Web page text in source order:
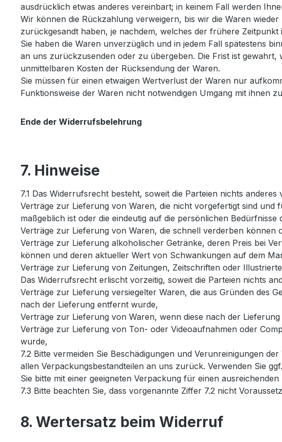
ausdrücklich etwas anderes vereinbart; in keinem Fall werden
Wir können die Rückzahlung verweigern, bis wir die Waren
zurückgesandt haben, je nachdem, welches der frühere Zeitpunkt
Sie haben die Waren unverzüglich und in jedem Fall spätestens
an uns zurückzusenden oder zu übergeben. Die Frist ist
unmittelbaren Kosten der Rücksendung der Waren.
Sie müssen für einen etwaigen Wertverlust der Waren nur
Funktionsweise der Waren nicht notwendigen Umgang mit ihnen
Ende der Widerrufsbelehrung
7. Hinweise
7.1 Das Widerrufsrecht besteht, soweit die Parteien nichts
Verträge zur Lieferung von Waren, die nicht vorgefertigt sind
maßgeblich ist oder die eindeutig auf die persönlichen
Verträge zur Lieferung von Waren, die schnell verderben
Verträge zur Lieferung alkoholischer Getränke, deren Preis bei
können und deren aktueller Wert von Schwankungen auf dem
Verträge zur Lieferung von Zeitungen, Zeitschriften oder
Das Widerrufsrecht erlischt vorzeitig, soweit die Parteien nichts
Verträge zur Lieferung versiegelter Waren, die aus Gründen des
nach der Lieferung entfernt wurde,
Verträge zur Lieferung von Waren, wenn diese nach der
Verträge zur Lieferung von Ton- oder Videoaufnahmen oder
wurde,
7.2 Bitte vermeiden Sie Beschädigungen und Verunreinigungen
allen Verpackungsbestandteilen an uns zurück. Verwenden Sie
Sie bitte mit einer geeigneten Verpackung für einen
7.3 Bitte beachten Sie, dass vorgenannte Ziffer 7.2 nicht
8. Wertersatz beim Widerruf